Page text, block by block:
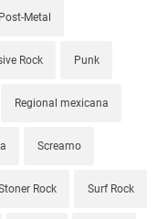
Post-Metal
Rock Punk
Regional mexicana
Screamo
Rock Surf Rock